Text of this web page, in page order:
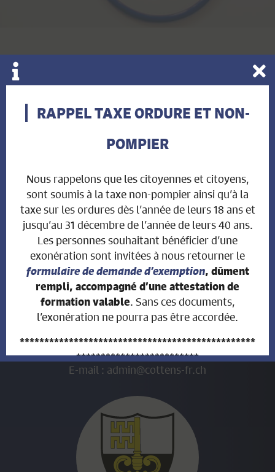
INFOS ADMINISTRATION
Heures d'ouverture:
Lundi de 17h00 à 19h00
Mardi de 9h30 à 11h30
Mercredi de 9h30 à 11h30
Jeudi de 14h00 à 17h00
Administration communale
Route du Centre 20
1741 Cottens
Tél. : +41 26 477 93 00
Fax. : plus disponible
E-mail : admin@cottens-fr.ch
RAPPEL TAXE ORDURE ET NON-
POMPIER
Nous rappelons que les citoyennes et citoyens,
sont soumis à la taxe non-pompier ainsi qu’à la
taxe sur les ordures dès l’année de leurs 18 ans et
jusqu’au 31 décembre de l’année de leurs 40 ans.
Les personnes souhaitant bénéficier d’une
exonération sont invitées à nous retourner le
formulaire de demande d’exemption, dûment
rempli, accompagné d’une attestation de
formation valable. Sans ces documents,
l’exonération ne pourra pas être accordée.
************************************************
*************************
FONCIERS QUI ONT VENDU LEUR
BIEN IMMOBILIER DURANT